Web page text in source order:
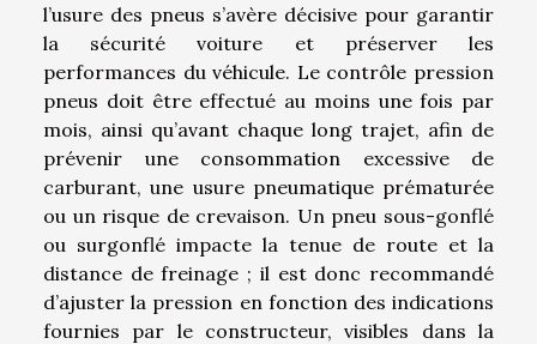
l’usure des pneus s’avère décisive pour garantir
la sécurité voiture et préserver les
performances du véhicule. Le contrôle pression
pneus doit être effectué au moins une fois par
mois, ainsi qu’avant chaque long trajet, afin de
prévenir une consommation excessive de
carburant, une usure pneumatique prématurée
ou un risque de crevaison. Un pneu sous-gonflé
ou surgonflé impacte la tenue de route et la
distance de freinage ; il est donc recommandé
d’ajuster la pression en fonction des indications
fournies par le constructeur, visibles dans la